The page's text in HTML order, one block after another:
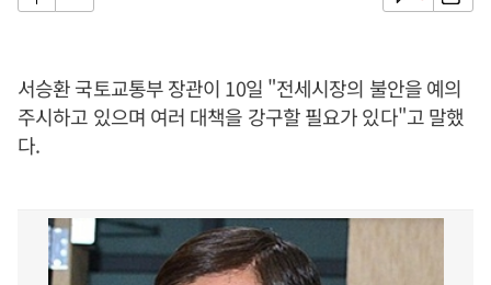
서승환 국토교통부 장관이 10일 "전세시장의 불안을 예의
주시하고 있으며 여러 대책을 강구할 필요가 있다"고 말했
다.